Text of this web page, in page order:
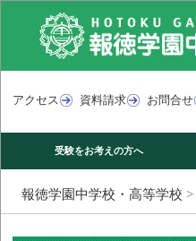
アクセス 資料請求 お問合せ
受験をお考えの方へ
報徳学園中学校・高等学校 >